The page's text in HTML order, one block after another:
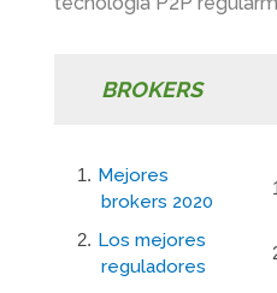
BROKERS
Mejores
brokers 2020
Los mejores
reguladores